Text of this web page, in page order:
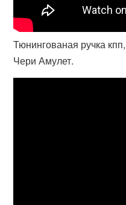
Тюнингованая ручка
Чери Амулет.